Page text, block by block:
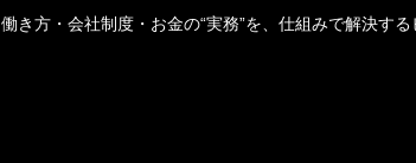
働き方・会社制度・お金の“実務”を、仕組みで解決す